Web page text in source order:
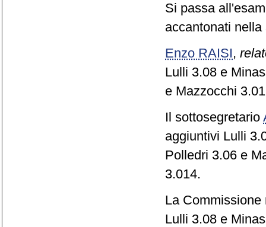
Si passa
accantonati
Enzo RAISI,
Lulli 3.08 e
e Mazzocchi
Il sottosegretario
aggiuntivi Lulli
Polledri 3.06 e
3.014.
La
Lulli 3.08 e